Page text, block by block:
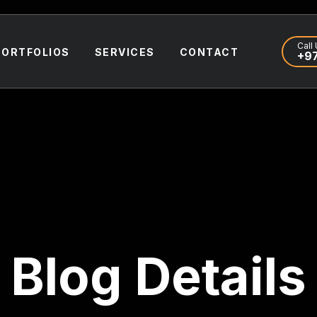
SERVICES CONTACT
Call
Blog Details